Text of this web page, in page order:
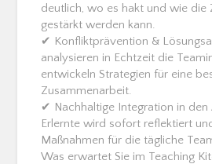
deutlich, wo es hakt und wie die
gestärkt werden kann.
✔ Konfliktprävention &
analysieren in Echtzeit die
entwickeln Strategien für eine
Zusammenarbeit.
✔ Nachhaltige Integration in den
Erlernte wird sofort reflektiert
Maßnahmen für die tägliche
Was erwartet Sie im Teaching